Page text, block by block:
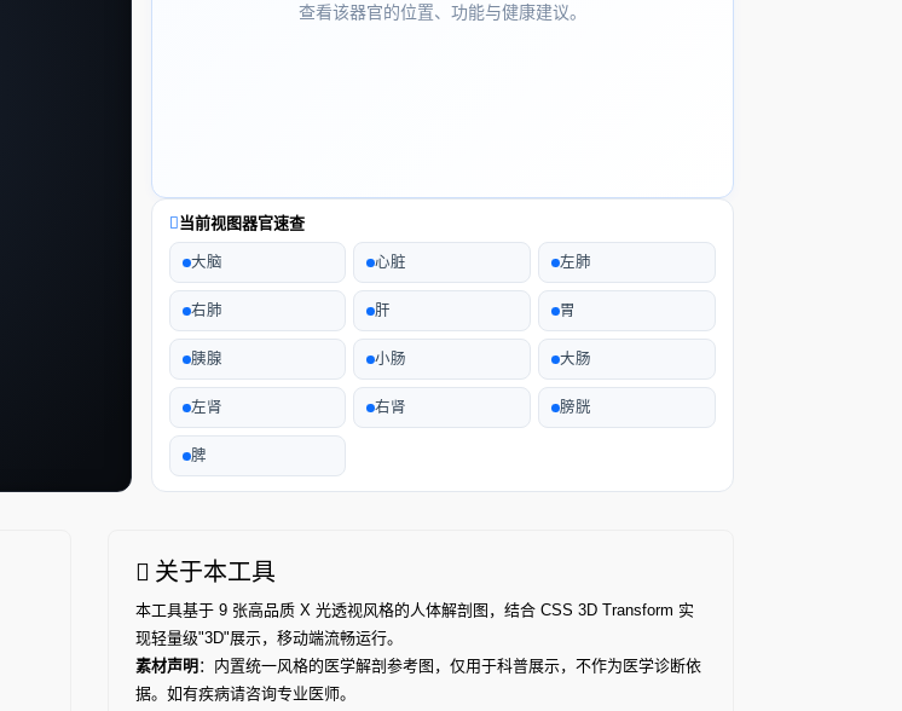
查看该器官的位置、功能与健康建议。
当前视图器官速查
大脑 心脏 左肺
右肺 肝 胃
胰腺 小肠 大肠
左肾 右肾 膀胱
脾
关于本工具
本工具基于 9 张高品质 X 光透视风格的人体解剖图，结合 CSS 3D Transform 实
现轻量级"3D"展示，移动端流畅运行。
素材声明 ：内置统一风格的医学解剖参考图，仅用于科普展示，不作为医学诊断依
据。如有疾病请咨询专业医师。